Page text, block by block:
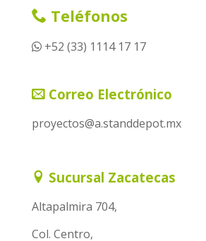
Teléfonos
+52 (33) 1114 17 17
Correo Electrónico
proyectos@a.standdepot.mx
Sucursal Zacatecas
Altapalmira 704,
Col. Centro,